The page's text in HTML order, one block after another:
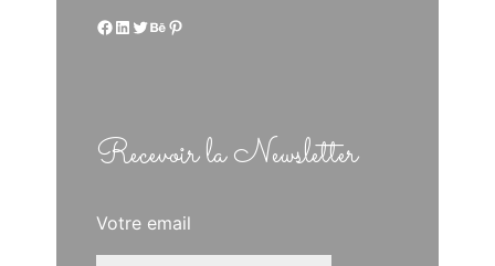
Facebook LinkedIn Twitter Behance Pinterest
Recevoir la Newsletter
Votre email